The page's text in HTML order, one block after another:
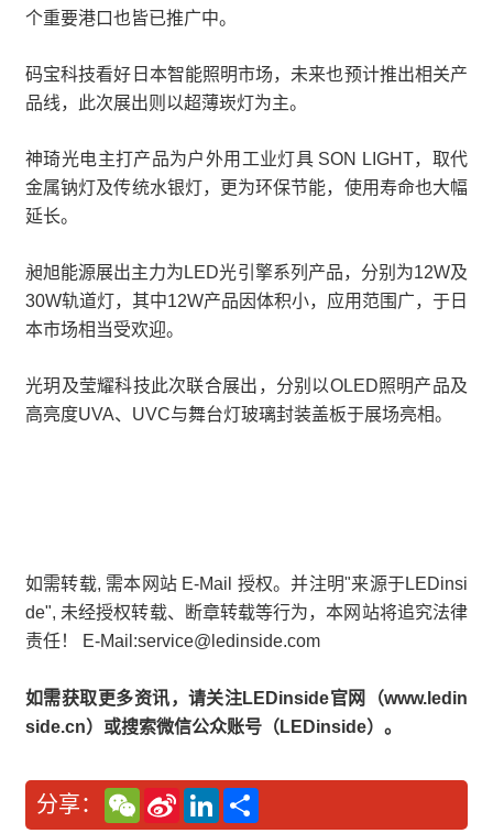
个重要港口也皆已推广中。
码宝科技看好日本智能照明市场，未来也预计推出相关产
品线，此次展出则以超薄崁灯为主。
神琦光电主打产品为户外用工业灯具 SON LIGHT，取代
金属钠灯及传统水银灯，更为环保节能，使用寿命也大幅
延长。
昶旭能源展出主力为LED光引擎系列产品，分别为12W及
30W轨道灯，其中12W产品因体积小，应用范围广，于日
本市场相当受欢迎。
光玥及莹耀科技此次联合展出，分别以OLED照明产品及
高亮度UVA、UVC与舞台灯玻璃封装盖板于展场亮相。
如需转载, 需本网站 E-Mail 授权。并注明"来源于LEDinsi
de", 未经授权转载、断章转载等行为，本网站将追究法律
责任！ E-Mail:service@ledinside.com
如需获取更多资讯，请关注LEDinside官网（www.ledin
side.cn）或搜索微信公众账号（LEDinside）。
分享：
W
e
S
L